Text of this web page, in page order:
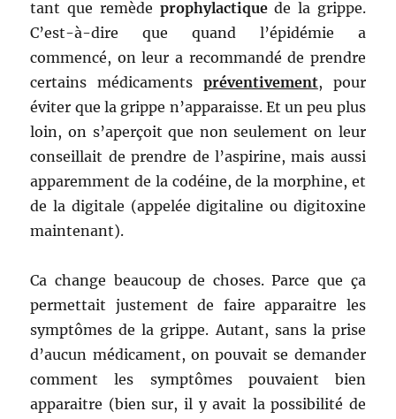
tant que remède prophylactiquede la grippe.
C’est-à-dire que quand l’épidémie a
commencé, on leur a recommandé de prendre
certains médicaments préventivement, pour
éviter que la grippe n’apparaisse. Et un peu plus
loin, on s’aperçoit que non seulement on leur
conseillait de prendre de l’aspirine, mais aussi
apparemment de la codéine, de la morphine, et
de la digitale (appelée digitaline ou digitoxine
maintenant).
Ca change beaucoup de choses. Parce que ça
permettait justement de faire apparaitre les
symptômes de la grippe. Autant, sans la prise
d’aucun médicament, on pouvait se demander
comment les symptômes pouvaient bien
apparaitre (bien sur, il y avait la possibilité de